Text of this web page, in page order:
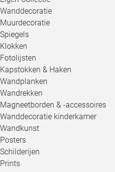
Wanddecoratie
Muurdecoratie
Spiegels
Klokken
Fotolijsten
Kapstokken & Haken
Wandplanken
Wandrekken
Magneetborden & -accessoires
Wanddecoratie kinderkamer
Wandkunst
Posters
Schilderijen
Prints